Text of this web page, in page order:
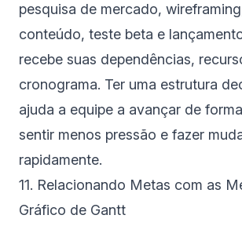
pesquisa de mercado,
conteúdo, teste beta e
recebe suas dependências,
cronograma. Ter uma estrutura
ajuda a equipe a avançar de
sentir menos pressão e fazer
rapidamente.
11. Relacionando Metas com as
Gráfico de Gantt